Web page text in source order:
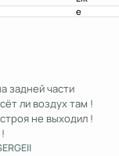
задней части
ли воздух там !
не выходил !